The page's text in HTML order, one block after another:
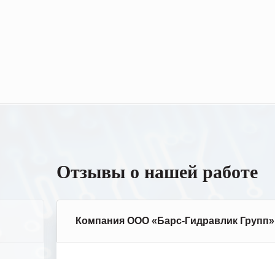
Отзывы о нашей работе
Компания ООО «Барс-Гидравлик Групп»